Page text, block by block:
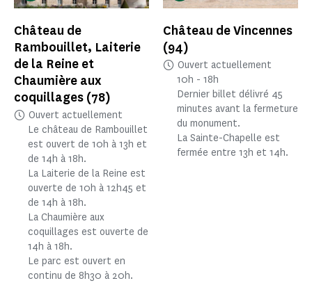
Château de
Rambouillet, Laiterie
de la Reine et
Chaumière aux
coquillages (78)
Ouvert actuellement
Le château de Rambouillet
est ouvert de 10h à 13h et
de 14h à 18h.
La Laiterie de la Reine est
ouverte de 10h à 12h45 et
de 14h à 18h.
La Chaumière aux
coquillages est ouverte de
14h à 18h.
Le parc est ouvert en
continu de 8h30 à 20h.
Château de Vincennes
(94)
Ouvert actuellement
10h - 18h
Dernier billet délivré 45
minutes avant la fermeture
du monument.
La Sainte-Chapelle est
fermée entre 13h et 14h.